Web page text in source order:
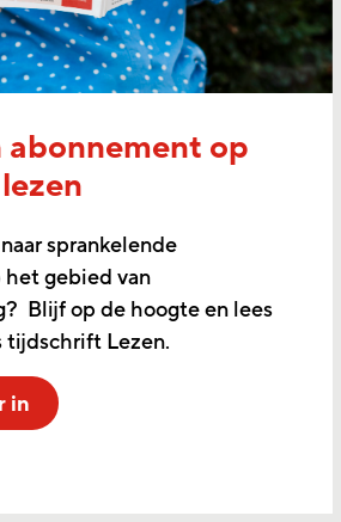
abonnement op
sprankelende
gebied van
Blijf op de hoogte en lees
tijdschrift Lezen.
in